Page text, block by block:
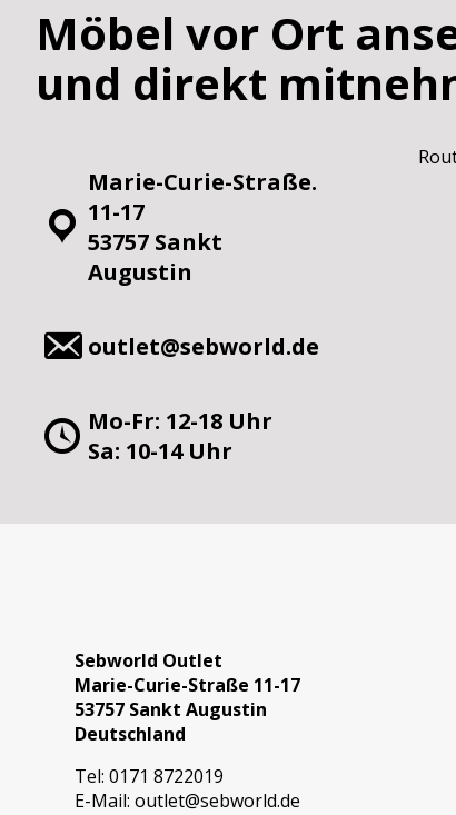
Möbel vor Ort
und direkt
Marie-Curie-Straße.
11-17
53757 Sankt
Augustin
outlet@sebworld.de
Mo-Fr: 12-18 Uhr
Sa: 10-14 Uhr
Sebworld Outlet
Marie-Curie-Straße 11-17
53757 Sankt Augustin
Deutschland
Tel:0171 8722019
E-Mail:outlet@sebworld.de